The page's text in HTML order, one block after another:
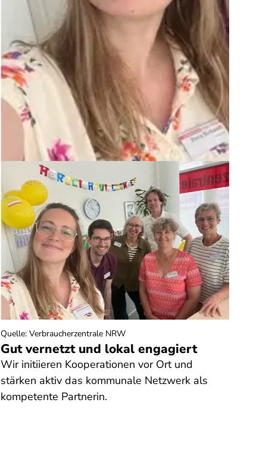
Gut vernetzt und lokal engagiert
Wir initiieren Kooperationen vor Ort und
stärken aktiv das kommunale Netzwerk als
kompetente Partnerin.
Quelle: Verbraucherzentrale NRW